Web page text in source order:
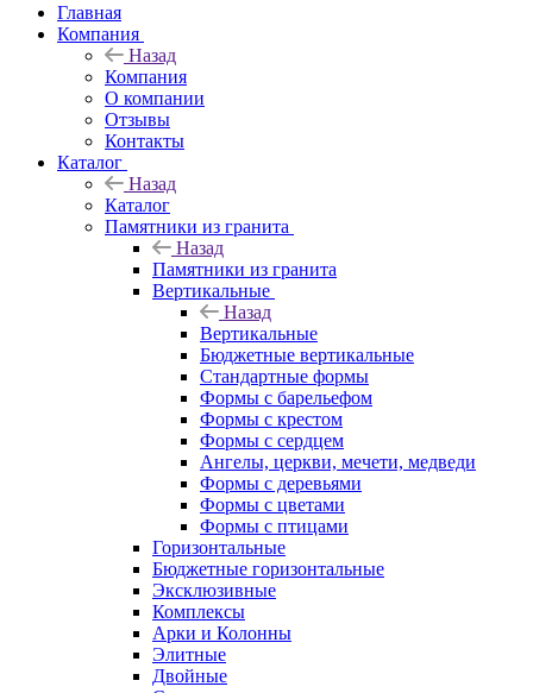
Главная
Компания
Назад
Компания
О компании
Отзывы
Контакты
Каталог
Назад
Каталог
Памятники из гранита
Назад
Памятники из гранита
Вертикальные
Назад
Вертикальные
Бюджетные вертикальные
Стандартные формы
Формы с барельефом
Формы с крестом
Формы с сердцем
Ангелы, церкви, мечети, медведи
Формы с деревьями
Формы с цветами
Формы с птицами
Горизонтальные
Бюджетные горизонтальные
Эксклюзивные
Комплексы
Арки и Колонны
Элитные
Двойные